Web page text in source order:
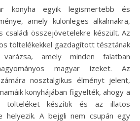
amely különleges alkalmakra,
családi összejövetelekre készült. Az
töltelékekkel gazdagított tésztának
amely minden falatban
magyar ízeket. Az
nosztalgikus élményt jelent,
konyhájában figyelték, ahogy a
tölteléket készítik és az illatos
helyezik. A bejgli nem csupán egy